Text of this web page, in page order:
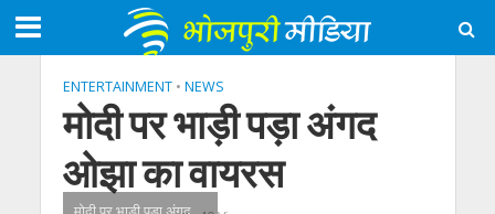
ENTERTAINMENT • NEWS
मोदी पर भाड़ी पड़ा अंगद
ओझा का वायरस